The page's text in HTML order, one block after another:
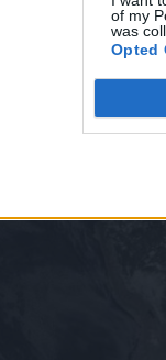
of my
was
Opted